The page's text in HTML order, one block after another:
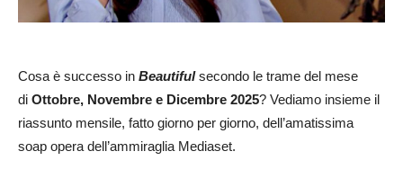
Cosa è successo in Beautiful secondo le trame del mese
di Ottobre, Novembre e Dicembre 2025? Vediamo insieme il
riassunto mensile, fatto giorno per giorno, dell’amatissima
soap opera dell’ammiraglia Mediaset.